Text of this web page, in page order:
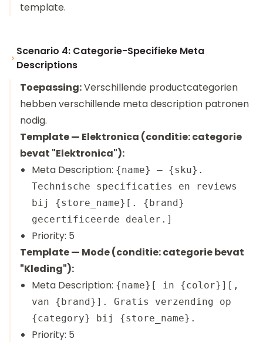
template.
Scenario 4: Categorie-Specifieke Meta
Descriptions
Toepassing:Verschillende productcategorien
hebben verschillende meta description patronen
nodig.
Template — Elektronica (conditie: categorie
bevat "Elektronica"):
Meta Description: {name} — {sku}.
Technische specificaties en reviews
bij {store_name}[. {brand}
gecertificeerde dealer.]
Priority: 5
Template — Mode (conditie: categorie bevat
"Kleding"):
Meta Description: {name}[ in {color}][,
van {brand}]. Gratis verzending op
{category} bij {store_name}.
Priority: 5